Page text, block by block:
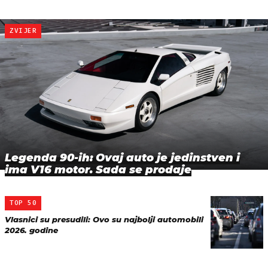
ZVIJER
Legenda 90-ih: Ovaj auto je jedinstven i
ima V16 motor. Sada se prodaje
TOP 50
Vlasnici su presudili: Ovo su najbolji automobili
2026. godine